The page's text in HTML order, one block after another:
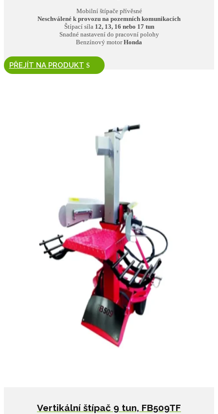
Mobilní štípače přívěsné
Neschválené k provozu na pozemních komunikacích
Štípací síla 12, 13, 16 nebo 17 tun
Snadné nastavení do pracovní polohy
Benzínový motorHonda
PŘEJÍT NA PRODUKT
Vertikální štípač 9 tun, FB509TF